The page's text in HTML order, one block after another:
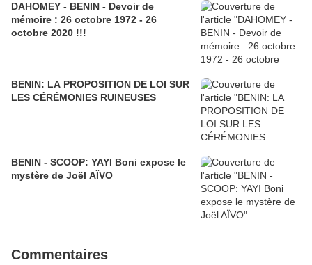
DAHOMEY - BENIN - Devoir de
mémoire : 26 octobre 1972 - 26
octobre 2020 !!!
BENIN: LA PROPOSITION DE LOI SUR
LES CÉRÉMONIES RUINEUSES
BENIN - SCOOP: YAYI Boni expose le
mystère de Joël AÏVO
Commentaires